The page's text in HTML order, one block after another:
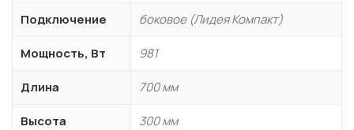
Подключение боковое (Лидея Компакт)
Мощность, Вт 981
Длина 700 мм
Высота 300 мм